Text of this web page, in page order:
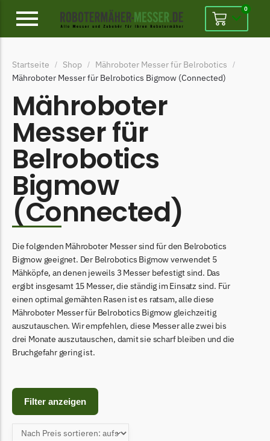
Alpina Messer
Ambrogio
Ambrogio Messer
Begrenzungsdraht
Belrobotics
Belrobotics Messer
Begrenzungsdraht
Black & Decker Messer
Begrenzungsdraht
Bosch Indego
Bosch Indego Messer
Begrenzungsdraht
Central Park
Begrenzungsdraht
Cramer
Cramer Messer
0
Startseite / Shop / Mähroboter Messer für Belrobotics /
Mähroboter Messer für Belrobotics Bigmow (Connected)
Mähroboter
Messer für
Belrobotics
Bigmow
(Connected)
Die folgenden Mähroboter Messer sind für den Belrobotics
Bigmow geeignet. Der Belrobotics Bigmow verwendet 5
Mähköpfe, an denen jeweils 3 Messer befestigt sind. Das
ergibt insgesamt 15 Messer, die ständig im Einsatz sind. Für
einen optimal gemähten Rasen ist es ratsam, alle diese
Mähroboter Messer für Belrobotics Bigmow gleichzeitig
auszutauschen. Wir empfehlen, diese Messer alle zwei bis
drei Monate auszutauschen, damit sie scharf bleiben und die
Bruchgefahr gering ist.
Filter anzeigen